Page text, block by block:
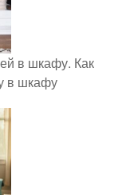
в шкафу. Как
в шкафу